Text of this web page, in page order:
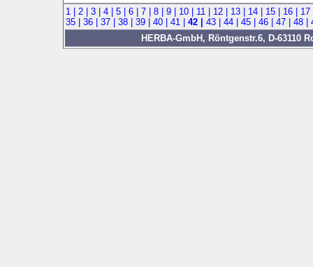
1 | 2 | 3 | 4 | 5 | 6 | 7 | 8 | 9 | 10 | 11 | 12 | 13 | 14 | 15 | 16 |
35 | 36 | 37 | 38 | 39 | 40 | 41 | 42 | 43 | 44 | 45 | 46 | 47 | 48 |
HERBA-GmbH, Röntgenstr.6, D-63110